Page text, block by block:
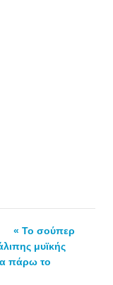
« To σούπερ
μυϊκής
πάρω το